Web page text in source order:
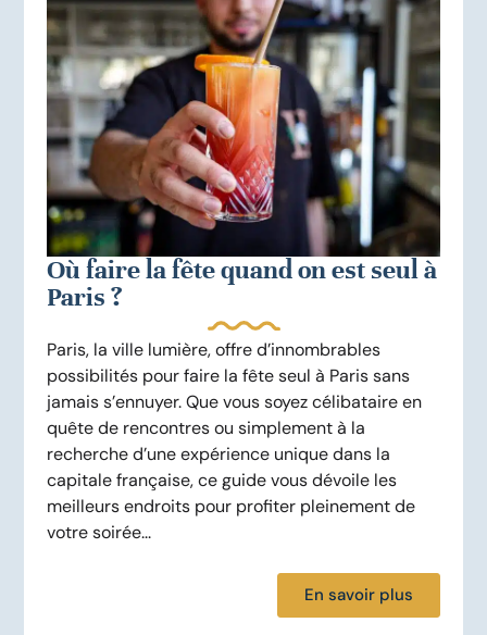
Où faire la fête quand on est seul à
Paris ?
Paris, la ville lumière, offre d’innombrables
possibilités pour faire la fête seul à Paris sans
jamais s’ennuyer. Que vous soyez célibataire en
quête de rencontres ou simplement à la
recherche d’une expérience unique dans la
capitale française, ce guide vous dévoile les
meilleurs endroits pour profiter pleinement de
votre soirée...
En savoir plus